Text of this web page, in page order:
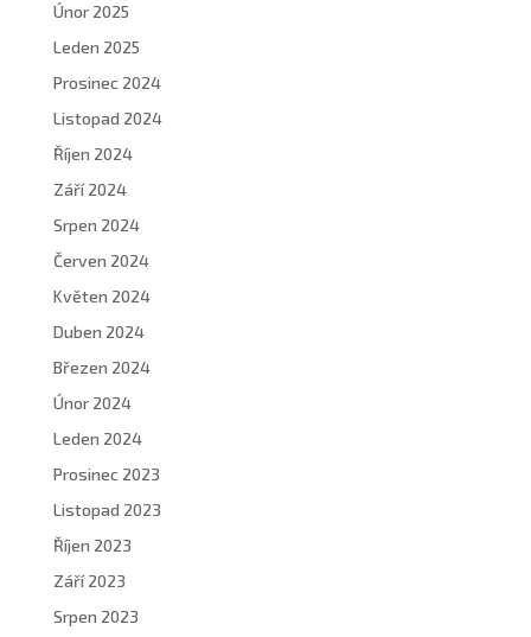
Únor 2025
Leden 2025
Prosinec 2024
Listopad 2024
Říjen 2024
Září 2024
Srpen 2024
Červen 2024
Květen 2024
Duben 2024
Březen 2024
Únor 2024
Leden 2024
Prosinec 2023
Listopad 2023
Říjen 2023
Září 2023
Srpen 2023